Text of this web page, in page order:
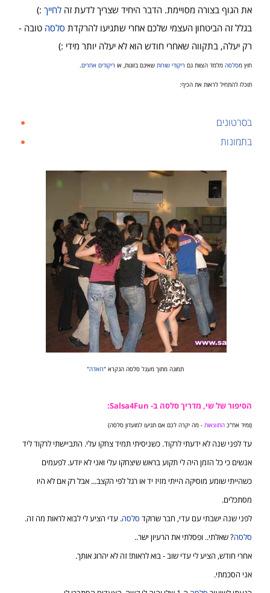
את הגוף בצורה מסויימת. הדבר היחיד שצריך לדעת זה לחייך:)
בגלל זה הביטחון העצמי שלכם אחרי שתגיעו להרקדת סלסה טובה -
רק יעלה, בתקווה שאחרי חודש הוא לא יעלה יותר מידי :)
חוץ מסלסהמלמד הצוות גם ריקודי שורותשאינם בזוגות, או ריקודים אחרים.
תוכלו להתחיל לראות את הכיף:
בסרטונים
בתמונות
תמונה מתוך מעגל סלסה הנקרא "רואדה"
הסיפור של שי, מדריך סלסה ב- Salsa4Fun:
(ומיד אח"כ התוצאות- מה יקרה לכם אם תגיעו למועדון סלסה)
עד לפני שנה לא ידעתי לרקוד. כשניסיתי תמיד צחקו עלי. התביישתי לרקוד ליד
אנשים כי כל הזמן היה לי תקוע בראש שיצחקו עלי ואני לא יודע. לפעמים
כשהייתי שומע מוסיקה הייתי מזיז יד או רגל לפי הקצב... אבל רק אם לא היו
מסתכלים.
לפני שנה ישבתי עם עדי, חבר שרוקד סלסה. עדי הציע לי לבוא לראות מה זה.
סלסה? שאלתי.. ופסלתי את הרעיון ישר..
אחרי חודש, הציע לי עדי שוב - בוא לראות! זה לא יהרוג אותך.
אני הסכמתי.